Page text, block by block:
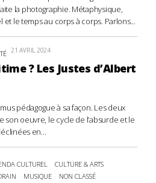
la photographie. Métaphysique,
le temps au corps à corps. Parlons...
21 AVRIL 2024
? Les Justes d’Albert
pédagogue à sa façon. Les deux
son oeuvre, le cycle de l’absurde et le
en...
CULTUREL
CULTURE & ARTS
MUSIQUE
NON CLASSÉ